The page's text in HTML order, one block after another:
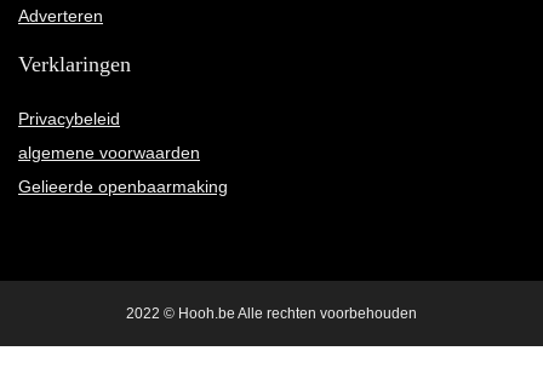
Adverteren
Verklaringen
Privacybeleid
algemene voorwaarden
Gelieerde openbaarmaking
2022 © Hooh.be Alle rechten voorbehouden